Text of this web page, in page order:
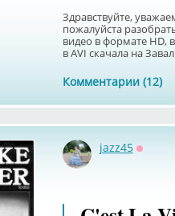
Здравствуйте,
пожалуйста
видео в формате HD,
в AVI скачала на
Комментарии (12)
jazz45